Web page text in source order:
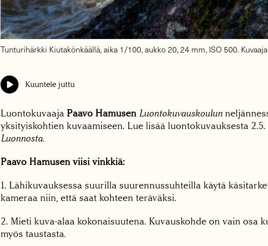
Tunturihärkki Kiutakönkäällä, aika 1/100, aukko 20, 24 mm, ISO 500.
Kuuntele juttu
Luontokuvaaja Paavo Hamusen Luontokuvauskoulun
yksityiskohtien kuvaamiseen. Lue lisää luontokuvauksesta
Luonnosta.
Paavo Hamusen viisi vinkkiä:
1. Lähikuvauksessa suurilla suurennussuhteilla käytä
kameraa niin, että saat kohteen teräväksi.
2. Mieti kuva-alaa kokonaisuutena. Kuvauskohde on vain osa
myös taustasta.